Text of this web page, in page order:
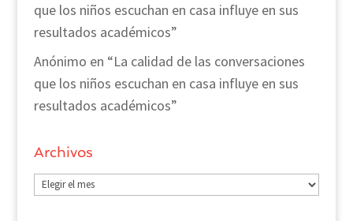
que los niños escuchan en casa influye en sus
resultados académicos”
Anónimo en “La calidad de las conversaciones
que los niños escuchan en casa influye en sus
resultados académicos”
Archivos
Archivos